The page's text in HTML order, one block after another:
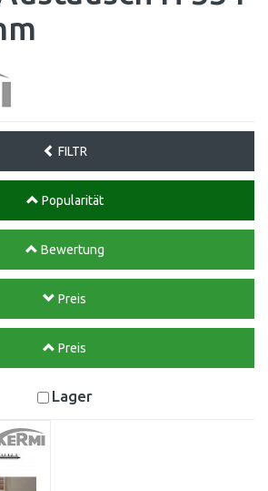
FILTR
Popularität
Bewertung
Preis
Preis
Lager